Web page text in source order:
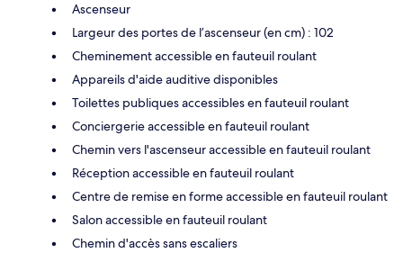
Ascenseur
Largeur des portes de l’ascenseur (en cm) : 102
Cheminement accessible en fauteuil roulant
Appareils d'aide auditive disponibles
Toilettes publiques accessibles en fauteuil roulant
Conciergerie accessible en fauteuil roulant
Chemin vers l'ascenseur accessible en fauteuil roulant
Réception accessible en fauteuil roulant
Centre de remise en forme accessible en fauteuil roulant
Salon accessible en fauteuil roulant
Chemin d'accès sans escaliers